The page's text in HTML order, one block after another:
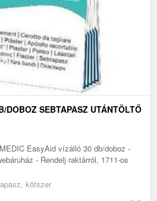
DOBOZ SEBTAPASZ UTÁNTÖLTŐ
EasyAid vízálló 30 db/doboz -
- Rendelj raktárról, 1711-os
kötszer